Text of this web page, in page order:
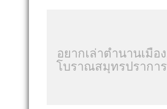
อยากเล่าตำนานเมือง
โบราณสมุทรปราการ